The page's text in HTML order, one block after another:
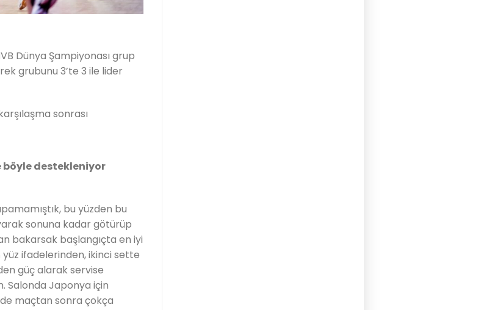
Dünya Şampiyonası grup
grubunu 3’te 3 ile lider
sonrası
böyle destekleniyor
bu yüzden bu
sonuna kadar götürüp
bakarsak başlangıçta en iyi
ifadelerinden, ikinci sette
güç alarak servise
Salonda Japonya için
maçtan sonra çokça